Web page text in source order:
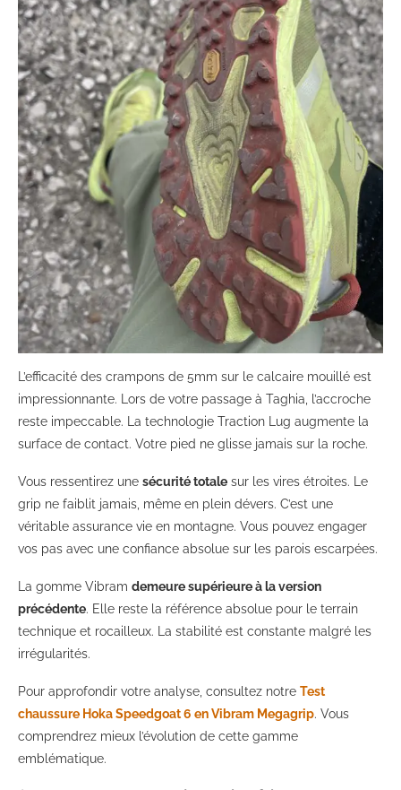
L’efficacité des crampons de 5mm sur le calcaire mouillé est
impressionnante. Lors de votre passage à Taghia, l’accroche
reste impeccable. La technologie Traction Lug augmente la
surface de contact. Votre pied ne glisse jamais sur la roche.
Vous ressentirez une sécurité totale sur les vires étroites. Le
grip ne faiblit jamais, même en plein dévers. C’est une
véritable assurance vie en montagne. Vous pouvez engager
vos pas avec une confiance absolue sur les parois escarpées.
La gomme Vibram demeure supérieure à la version
précédente. Elle reste la référence absolue pour le terrain
technique et rocailleux. La stabilité est constante malgré les
irrégularités.
Pour approfondir votre analyse, consultez notre Test
chaussure Hoka Speedgoat 6 en Vibram Megagrip. Vous
comprendrez mieux l’évolution de cette gamme
emblématique.